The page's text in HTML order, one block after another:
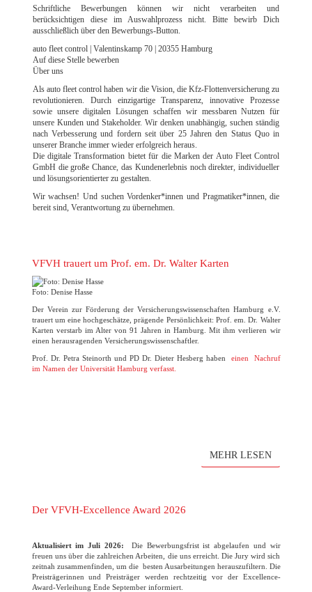
Schriftliche Bewerbungen können wir nicht verarbeiten und
berücksichtigen diese im Auswahlprozess nicht. Bitte bewirb Dich
ausschließlich über den Bewerbungs-Button.
auto fleet control | Valentinskamp 70 | 20355 Hamburg
Auf diese Stelle bewerben
Über uns
Als auto fleet control haben wir die Vision, die Kfz-Flottenversicherung zu
revolutionieren. Durch einzigartige Transparenz, innovative Prozesse
sowie unsere digitalen Lösungen schaffen wir messbaren Nutzen für
unsere Kunden und Stakeholder. Wir denken unabhängig, suchen ständig
nach Verbesserung und fordern seit über 25 Jahren den Status Quo in
unserer Branche immer wieder erfolgreich heraus.
Die digitale Transformation bietet für die Marken der Auto Fleet Control
GmbH die große Chance, das Kundenerlebnis noch direkter, individueller
und lösungsorientierter zu gestalten.
Wir wachsen! Und suchen Vordenker*innen und Pragmatiker*innen, die
bereit sind, Verantwortung zu übernehmen.
VFVH trauert um Prof. em. Dr. Walter Karten
Foto: Denise Hasse
Der Verein zur Förderung der Versicherungswissenschaften Hamburg e.V.
trauert um eine hochgeschätze, prägende Persönlichkeit: Prof. em. Dr. Walter
Karten verstarb im Alter von 91 Jahren in Hamburg. Mit ihm verlieren wir
einen herausragenden Versicherungswissenschaftler.
Prof. Dr. Petra Steinorth und PD Dr. Dieter Hesberg haben einen Nachruf
im Namen der Universität Hamburg verfasst.
MEHR LESEN
Der VFVH-Excellence Award 2026
Aktualisiert im Juli 2026:
Die Bewerbungsfrist ist abgelaufen und wir
freuen uns über die zahlreichen Arbeiten, die uns erreicht. Die Jury wird sich
zeitnah zusammenfinden, um die besten Ausarbeitungen herauszufiltern. Die
Preisträgerinnen und Preisträger werden rechtzeitig vor der Excellence-
Award-Verleihung Ende September informiert.